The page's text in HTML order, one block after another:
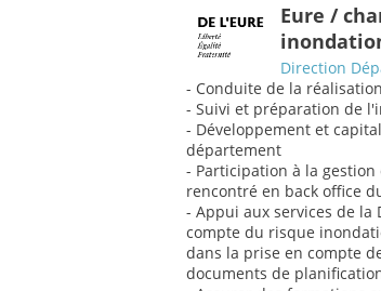
Eure /
Direction
- Conduite de la
- Suivi et préparation de
- Développement et
département
- Participation à la
rencontré en back office
- Appui aux services de la
compte du risque
dans la prise en compte
documents de